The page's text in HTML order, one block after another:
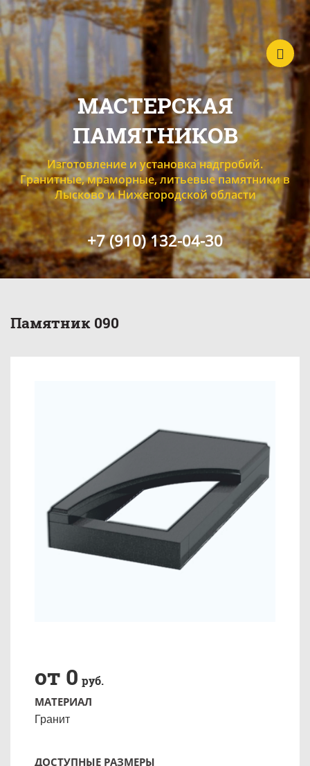
МАСТЕРСКАЯ
ПАМЯТНИКОВ
Изготовление и установка надгробий.
Гранитные, мраморные, литьевые памятники в
Лысково и Нижегородской области
+7 (910) 132-04-30
Памятник 090
от 0 руб.
МАТЕРИАЛ
Гранит
ДОСТУПНЫЕ РАЗМЕРЫ